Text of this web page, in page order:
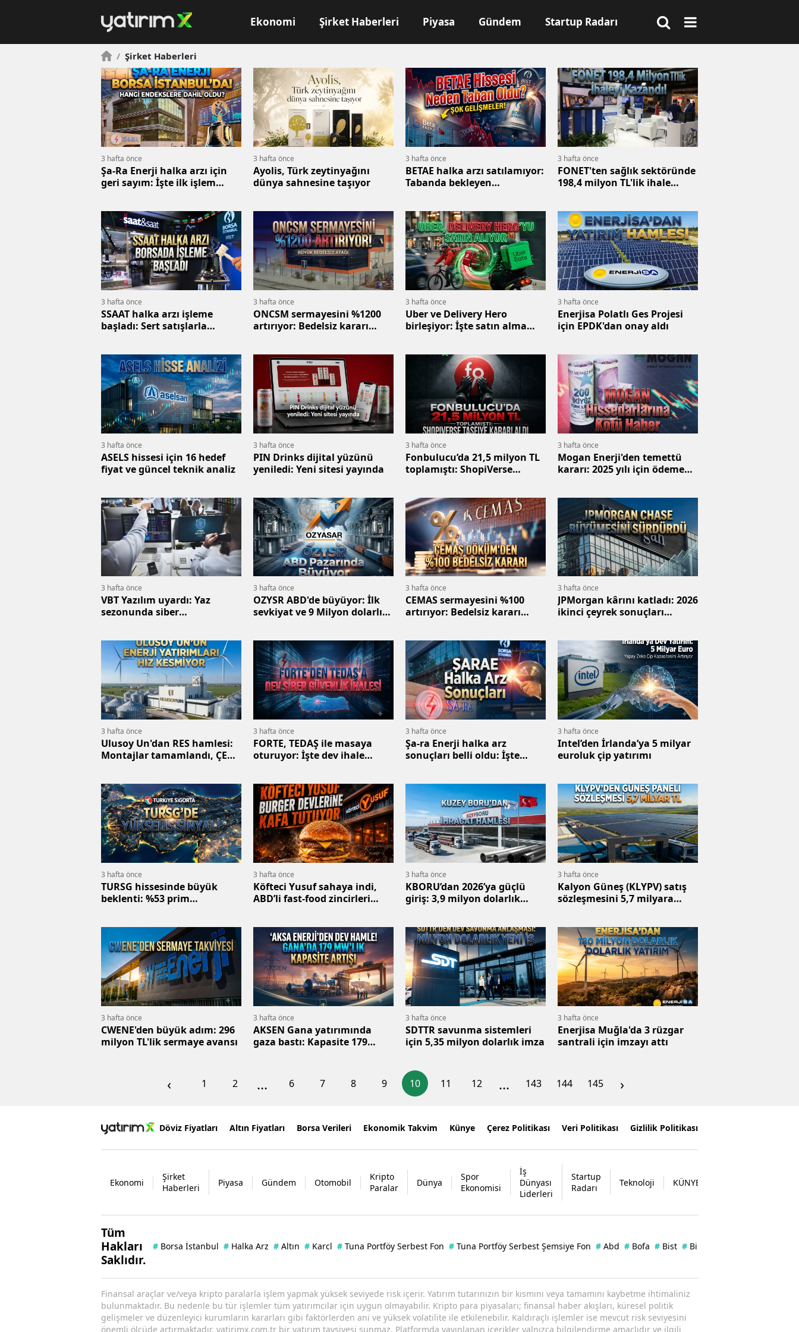
Ekonomi Şirket Haberleri Piyasa Gündem Startup Radarı
/ Şirket Haberleri
3 hafta önce
Şa-Ra Enerji halka arzı için
geri sayım: İşte ilk işlem
3 hafta önce
Ayolis, Türk zeytinyağını
dünya sahnesine taşıyor
3 hafta önce
BETAE halka arzı satılamıyor:
Tabanda bekleyen
3 hafta önce
FONET'ten sağlık sektöründe
198,4 milyon TL'lik ihale
3 hafta önce
SSAAT halka arzı işleme
başladı: Sert satışlarla
3 hafta önce
ONCSM sermayesini %1200
artırıyor: Bedelsiz kararı
3 hafta önce
Uber ve Delivery Hero
birleşiyor: İşte satın alma
3 hafta önce
Enerjisa Polatlı Ges Projesi
için EPDK'dan onay aldı
3 hafta önce
ASELS hissesi için 16 hedef
fiyat ve güncel teknik analiz
3 hafta önce
PIN Drinks dijital yüzünü
yeniledi: Yeni sitesi yayında
3 hafta önce
Fonbulucu’da 21,5 milyon TL
toplamıştı: ShopiVerse
3 hafta önce
Mogan Enerji'den temettü
kararı: 2025 yılı için ödeme
3 hafta önce
VBT Yazılım uyardı: Yaz
sezonunda siber
3 hafta önce
OZYSR ABD'de büyüyor: İlk
sevkiyat ve 9 Milyon dolarlık
3 hafta önce
CEMAS sermayesini %100
artırıyor: Bedelsiz kararı
3 hafta önce
JPMorgan kârını katladı: 2026
ikinci çeyrek sonuçları
3 hafta önce
Ulusoy Un'dan RES hamlesi:
Montajlar tamamlandı, ÇED
3 hafta önce
FORTE, TEDAŞ ile masaya
oturuyor: İşte dev ihale
3 hafta önce
Şa-ra Enerji halka arz
sonuçları belli oldu: İşte
3 hafta önce
Intel’den İrlanda’ya 5 milyar
euroluk çip yatırımı
3 hafta önce
TURSG hissesinde büyük
beklenti: %53 prim
3 hafta önce
Köfteci Yusuf sahaya indi,
ABD’li fast-food zincirleri
3 hafta önce
KBORU’dan 2026’ya güçlü
giriş: 3,9 milyon dolarlık
3 hafta önce
Kalyon Güneş (KLYPV) satış
sözleşmesini 5,7 milyara
3 hafta önce
CWENE'den büyük adım: 296
milyon TL'lik sermaye avansı
3 hafta önce
AKSEN Gana yatırımında
gaza bastı: Kapasite 179
3 hafta önce
SDTTR savunma sistemleri
için 5,35 milyon dolarlık imza
3 hafta önce
Enerjisa Muğla'da 3 rüzgar
santrali için imzayı attı
‹ 1 2 ... 6 7 8 9 10 11 12 ... 143 144 145 ›
Döviz Fiyatları Altın Fiyatları Borsa Verileri Ekonomik Takvim Künye Çerez Politikası Veri Politikası Gizlilik Politikası
Ekonomi
Şirket
Haberleri
Piyasa Gündem Otomobil
Kripto
Paralar
Dünya
Spor
Ekonomisi
İş
Dünyası
Liderleri
Startup
Radarı
Teknoloji KÜNYE
Tüm
Hakları
Saklıdır.
# Borsa İstanbul # Halka Arz # Altın # Karcl # Tuna Portföy Serbest Fon # Tuna Portföy Serbest Şemsiye Fon # Abd # Bofa # Bist # Bilanço
Finansal araçlar ve/veya kripto paralarla işlem yapmak yüksek seviyede risk içerir. Yatırım tutarınızın bir kısmını veya tamamını kaybetme ihtimaliniz
bulunmaktadır. Bu nedenle bu tür işlemler tüm yatırımcılar için uygun olmayabilir. Kripto para piyasaları; finansal haber akışları, küresel politik
gelişmeler ve düzenleyici kurumların kararları gibi faktörlerden ani ve yüksek volatilite ile etkilenebilir. Kaldıraçlı işlemler ise mevcut risk seviyesini
önemli ölçüde artırmaktadır. yatirimx.com.tr bir yatırım tavsiyesi sunmaz. Platformda yayınlanan içerikler yalnızca bilgilendirme amaçlıdır ve ilgili